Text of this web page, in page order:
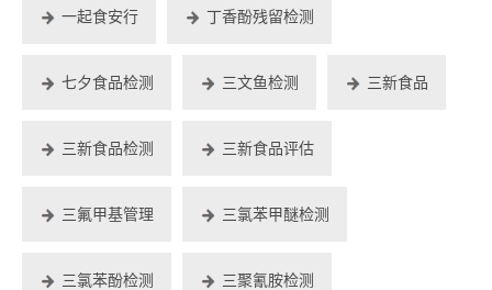
一起食安行 丁香酚残留检测
七夕食品检测 三文鱼检测 三新食品
三新食品检测 三新食品评估
三氟甲基管理 三氯苯甲醚检测
三氯苯酚检测 三聚氰胺检测